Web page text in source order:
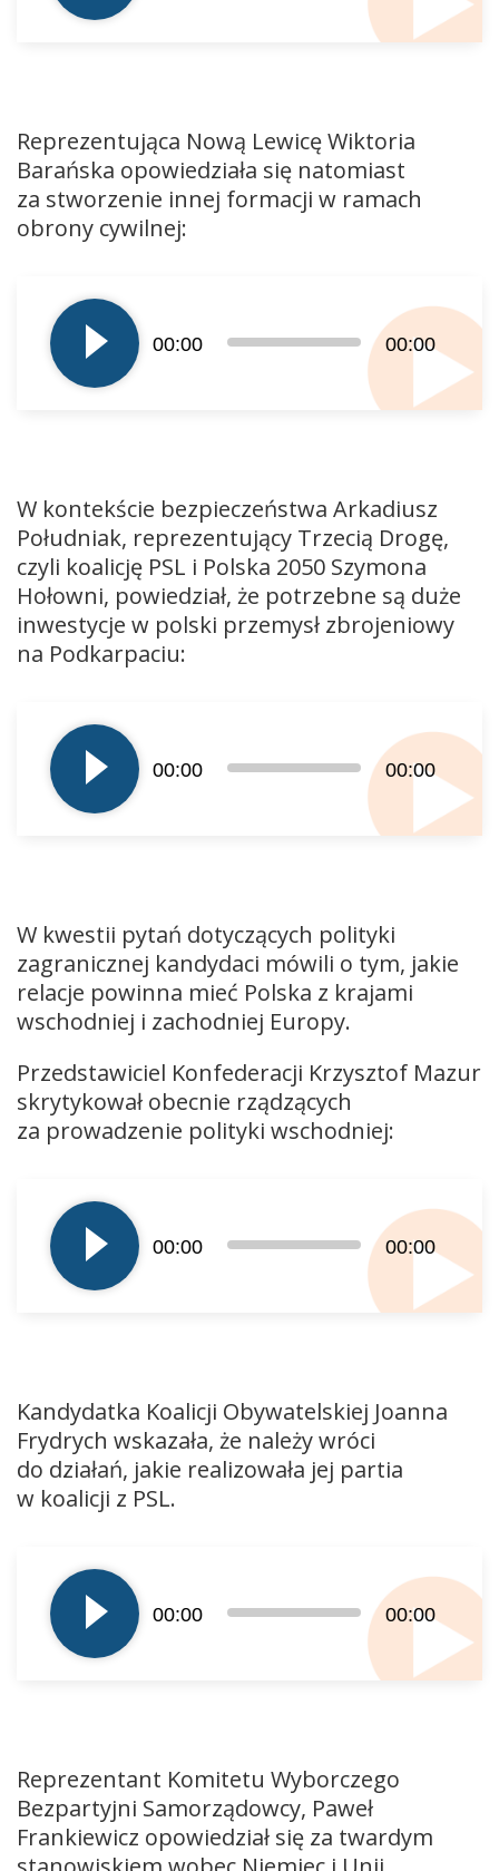
Reprezentująca Nową Lewicę Wiktoria
Barańska opowiedziała się natomiast
za stworzenie innej formacji w ramach
obrony cywilnej:
plików
dźwiękowych
00:00 00:00
W kontekście bezpieczeństwa Arkadiusz
Południak, reprezentujący Trzecią Drogę,
czyli koalicję PSL i Polska 2050 Szymona
Hołowni, powiedział, że potrzebne są duże
inwestycje w polski przemysł zbrojeniowy
na Podkarpaciu:
plików
dźwiękowych
00:00 00:00
W kwestii pytań dotyczących polityki
zagranicznej kandydaci mówili o tym, jakie
relacje powinna mieć Polska z krajami
wschodniej i zachodniej Europy.
Przedstawiciel Konfederacji Krzysztof Mazur
skrytykował obecnie rządzących
za prowadzenie polityki wschodniej:
plików
dźwiękowych
00:00 00:00
Kandydatka Koalicji Obywatelskiej Joanna
Frydrych wskazała, że należy wróci
do działań, jakie realizowała jej partia
w koalicji z PSL.
plików
dźwiękowych
00:00 00:00
Reprezentant Komitetu Wyborczego
Bezpartyjni Samorządowcy, Paweł
Frankiewicz opowiedział się za twardym